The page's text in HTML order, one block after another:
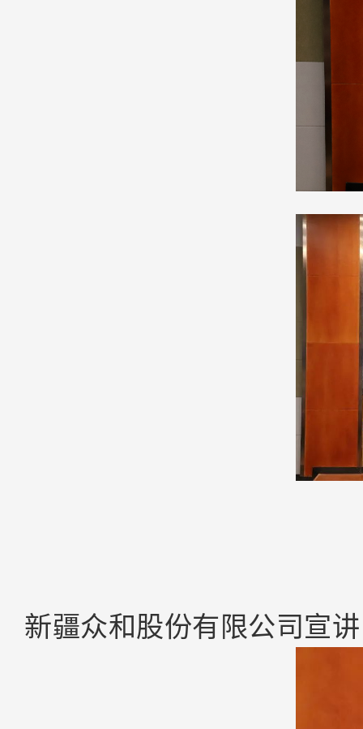
新疆众和股份有限公司宣讲